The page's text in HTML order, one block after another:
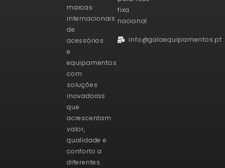
marcas
internacionais
de
acessórios
e
equipamentos
com
soluções
inovadoras
que
acrescentam
valor,
qualidade e
conforto a
diferentes
fixa
nacional
info@galoequipamentos.pt